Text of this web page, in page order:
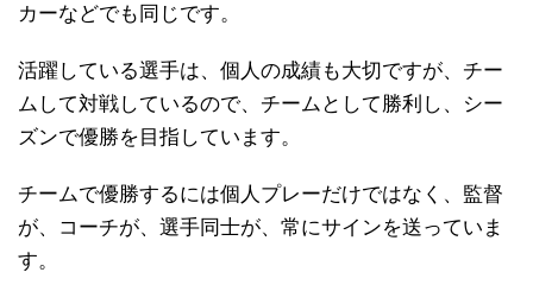
カーなどでも同じです。
活躍している選手は、個人の成績も大切ですが、チー
ムして対戦しているので、チームとして勝利し、シー
ズンで優勝を目指しています。
チームで優勝するには個人プレーだけではなく、監督
が、コーチが、選手同士が、常にサインを送っていま
す。